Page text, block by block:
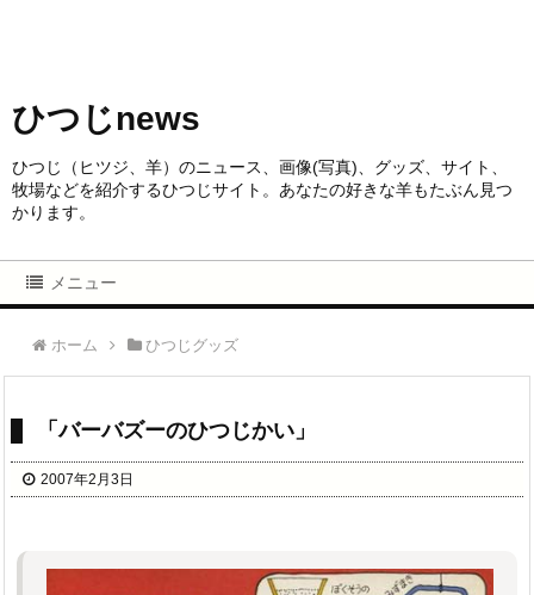
ひつじnews
ひつじ（ヒツジ、羊）のニュース、画像(写真)、グッズ、サイト、
牧場などを紹介するひつじサイト。あなたの好きな羊もたぶん見つ
かります。
メニュー
ホーム ひつじグッズ
「バーバズーのひつじかい」
2007年2月3日